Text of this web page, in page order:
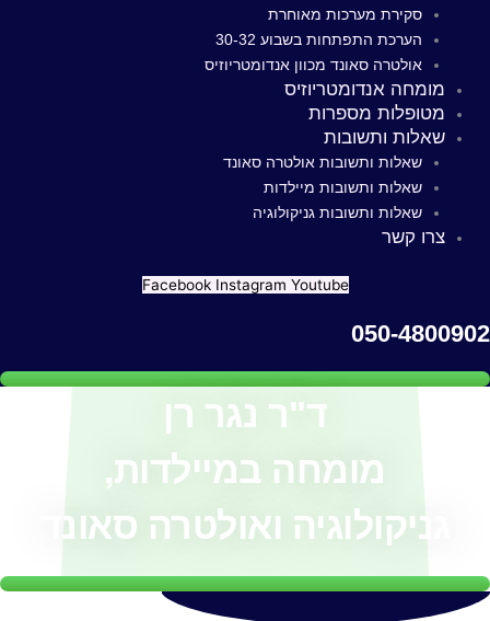
סקירת מערכות מאוחרת
הערכת התפתחות בשבוע 30-32
אולטרה סאונד מכוון אנדומטריוזיס
מומחה אנדומטריוזיס
מטופלות מספרות
שאלות ותשובות
שאלות ותשובות אולטרה סאונד
שאלות ותשובות מיילדות
שאלות ותשובות גניקולוגיה
צרו קשר
Facebook Instagram Youtube
050-
ד"ר נגר רן
מומחה במיילדות,
גניקולוגיה ואולטרה סאונד